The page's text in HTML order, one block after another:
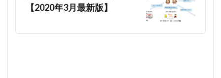
【2020年3月最新版】